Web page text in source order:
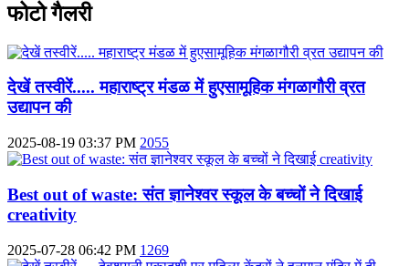
फोटो गैलरी
देखें तस्वीरें..... महाराष्ट्र मंडळ में हुएसामूहिक मंगळागौरी व्रत
उद्यापन की
2025-08-19 03:37 PM 2055
Best out of waste: संत ज्ञानेश्वर स्कूल के बच्चों ने दिखाई
creativity
2025-07-28 06:42 PM 1269